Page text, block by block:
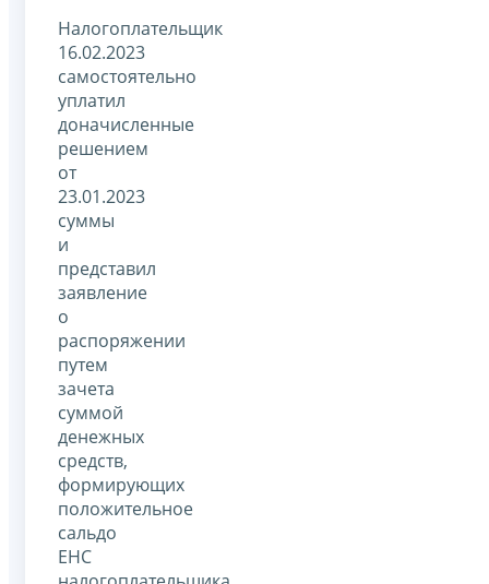
Налогоплательщик
16.02.2023
самостоятельно
уплатил
доначисленные
решением
от
23.01.2023
суммы
и
представил
заявление
о
распоряжении
путем
зачета
суммой
денежных
средств,
формирующих
положительное
сальдо
ЕНС